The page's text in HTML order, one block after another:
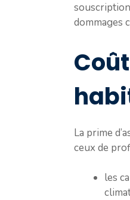
dommages
La prime
ceux de
les